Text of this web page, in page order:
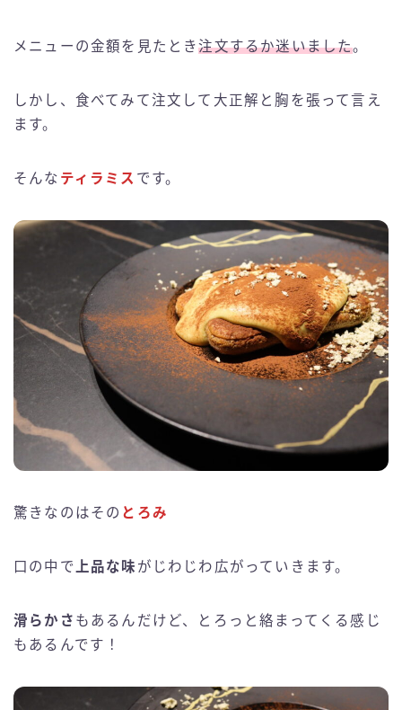
メニューの金額を見たとき注文するか迷いました。
しかし、食べてみて注文して大正解と胸を張って言え
ます。
そんな ティラミス です。
驚きなのはその とろみ
口の中で 上品な味 がじわじわ広がっていきます。
滑らかさ もあるんだけど、とろっと絡まってくる感じ
もあるんです！